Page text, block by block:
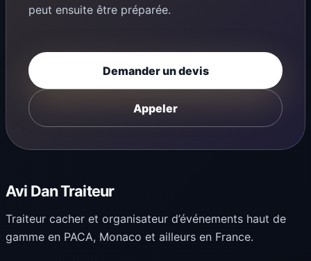
peut ensuite être préparée.
Demander un devis
Appeler
Avi Dan Traiteur
Traiteur cacher et organisateur d’événements haut de
gamme en PACA, Monaco et ailleurs en France.